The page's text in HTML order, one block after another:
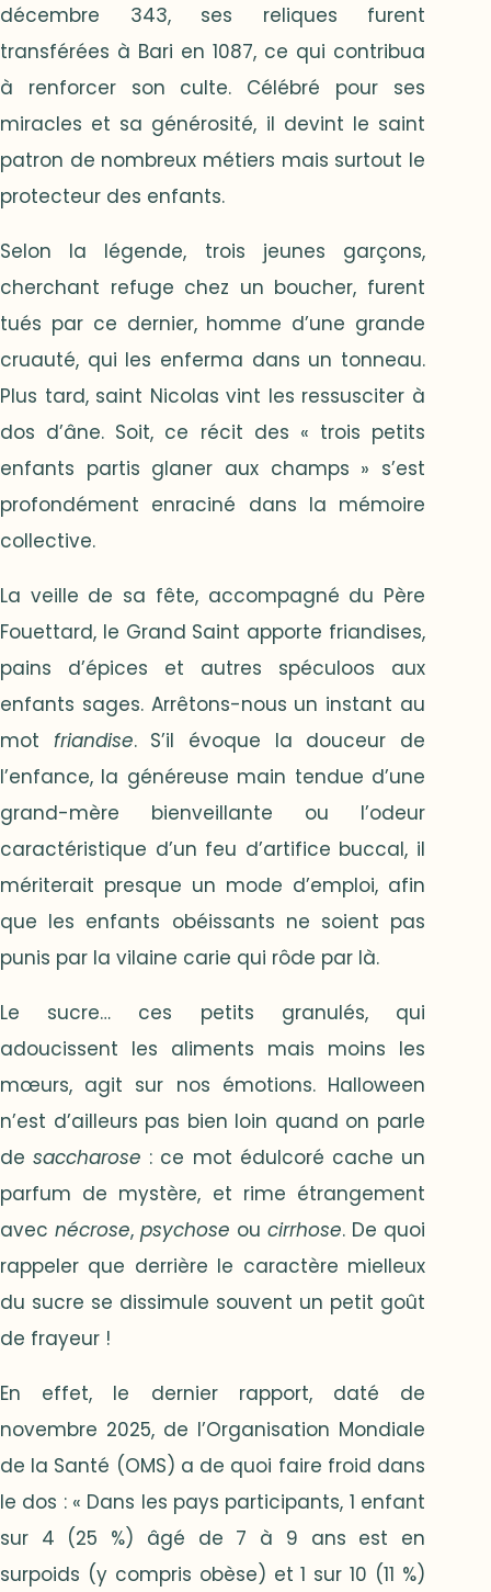
décembre 343, ses reliques furent
transférées à Bari en 1087, ce qui contribua
à renforcer son culte. Célébré pour ses
miracles et sa générosité, il devint le saint
patron de nombreux métiers mais surtout le
protecteur des enfants.
Selon la légende, trois jeunes garçons,
cherchant refuge chez un boucher, furent
tués par ce dernier, homme d’une grande
cruauté, qui les enferma dans un tonneau.
Plus tard, saint Nicolas vint les ressusciter à
dos d’âne. Soit, ce récit des « trois petits
enfants partis glaner aux champs » s’est
profondément enraciné dans la mémoire
collective.
La veille de sa fête, accompagné du Père
Fouettard, le Grand Saint apporte friandises,
pains d’épices et autres spéculoos aux
enfants sages. Arrêtons-nous un instant au
mot friandise. S’il évoque la douceur de
l’enfance, la généreuse main tendue d’une
grand-mère bienveillante ou l’odeur
caractéristique d’un feu d’artifice buccal, il
mériterait presque un mode d’emploi, afin
que les enfants obéissants ne soient pas
punis par la vilaine carie qui rôde par là.
Le sucre… ces petits granulés, qui
adoucissent les aliments mais moins les
mœurs, agit sur nos émotions. Halloween
n’est d’ailleurs pas bien loin quand on parle
desaccharose : ce mot édulcoré cache un
parfum de mystère, et rime étrangement
avec nécrose, psychose ou cirrhose. De quoi
rappeler que derrière le caractère mielleux
du sucre se dissimule souvent un petit goût
de frayeur !
En effet, le dernier rapport, daté de
novembre 2025, de l’Organisation Mondiale
de la Santé (OMS) a de quoi faire froid dans
le dos : « Dans les pays participants, 1 enfant
sur 4 (25 %) âgé de 7 à 9 ans est en
surpoids (y compris obèse) et 1 sur 10 (11 %)